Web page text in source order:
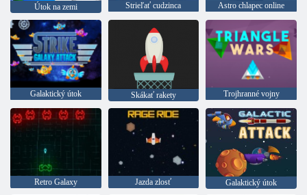
Útok na zemi Strieľať cudzinca Astro chlapec online
Galaktický útok Skákať rakety Trojhranné vojny
Retro Galaxy Jazda zlosť Galaktický útok